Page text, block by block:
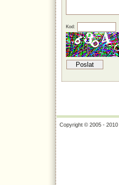
Kod:
Copyright © 2005 - 2010